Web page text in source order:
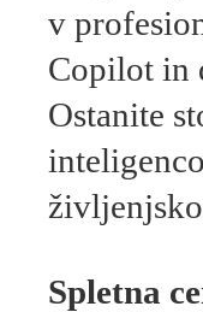
v
Copilot in
Ostanite
Spletna